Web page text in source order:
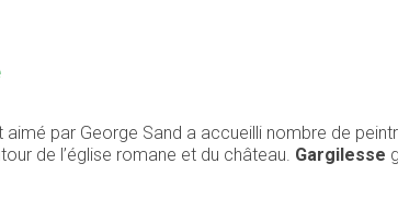
par George Sand a accueilli nombre de
de l’église romane et du château. Gargilesse